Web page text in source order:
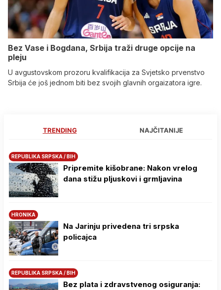
Bez Vase i Bogdana, Srbija traži druge opcije na
pleju
U avgustovskom prozoru kvalifikacija za Svjetsko prvenstvo
Srbija će još jednom biti bez svojih glavnih orgaizatora igre.
TRENDING NAJČITANIJE
REPUBLIKA SRPSKA / BIH
Pripremite kišobrane: Nakon vrelog
dana stižu pljuskovi i grmljavina
HRONIKA
Na Јarinju privedena tri srpska
policajca
REPUBLIKA SRPSKA / BIH
Bez plata i zdravstvenog osiguranja: